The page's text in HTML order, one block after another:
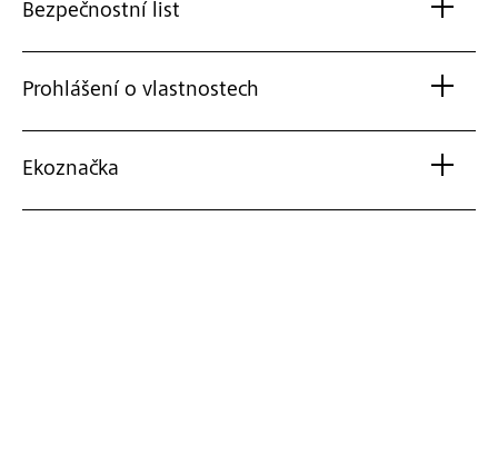
Bezpečnostní list
Prohlášení o vlastnostech
Ekoznačka